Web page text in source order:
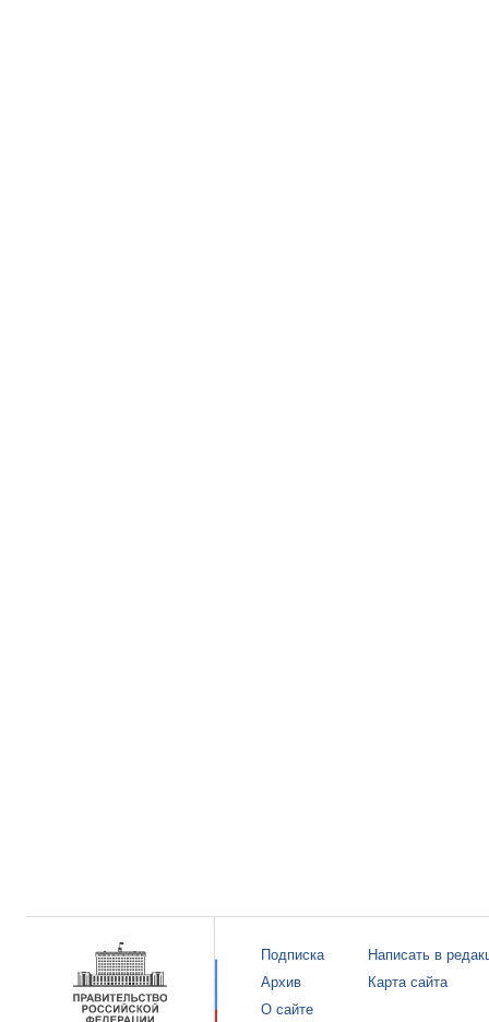
Подписка
Архив
О сайте
Написать в
Карта сайта